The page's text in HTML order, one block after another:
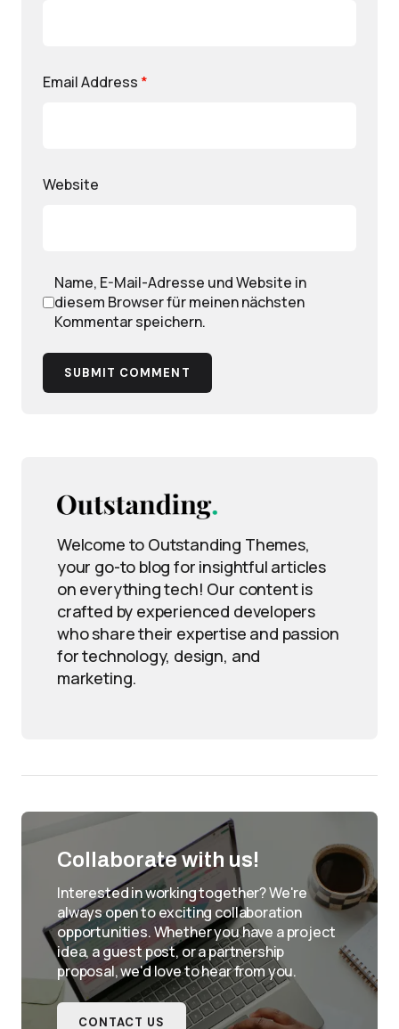
Email Address *
Website
Name, E-Mail-Adresse und Website in
diesem Browser für meinen nächsten
Kommentar speichern.
SUBMIT COMMENT
Welcome to Outstanding Themes,
your go-to blog for insightful articles
on everything tech! Our content is
crafted by experienced developers
who share their expertise and passion
for technology, design, and
marketing.
Collaborate with us!
Interested in working together? We're
always open to exciting collaboration
opportunities. Whether you have a project
idea, a guest post, or a partnership
proposal, we'd love to hear from you.
CONTACT US